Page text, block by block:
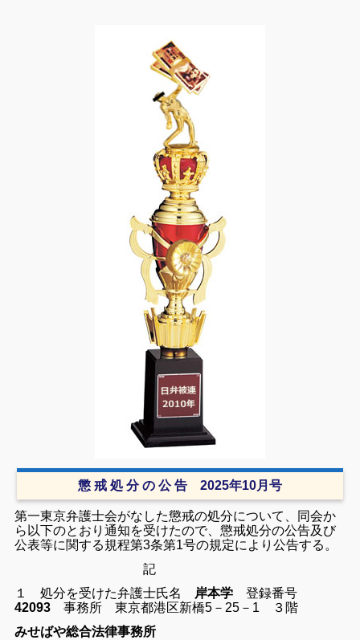
懲 戒 処 分 の 公 告 2025年10月号
第一東京弁護士会がなした懲戒の処分について、同会か
ら以下のとおり通知を受けたので、懲戒処分の公告及び
公表等に関する規程第3条第1号の規定により公告する。
記
１ 処分を受けた弁護士氏名 岸本学登録番号
42093事務所 東京都港区新橋5－25－1 ３階
みせばや総合法律事務所